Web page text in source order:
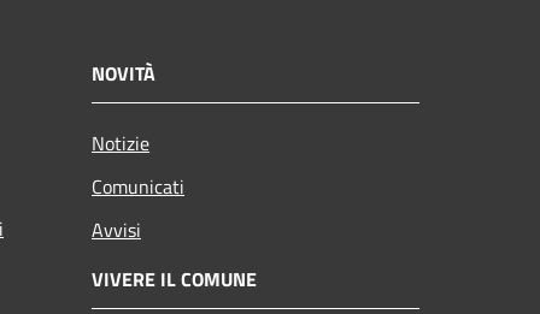
NOVITÀ
Notizie
Comunicati
Avvisi
VIVERE IL COMUNE